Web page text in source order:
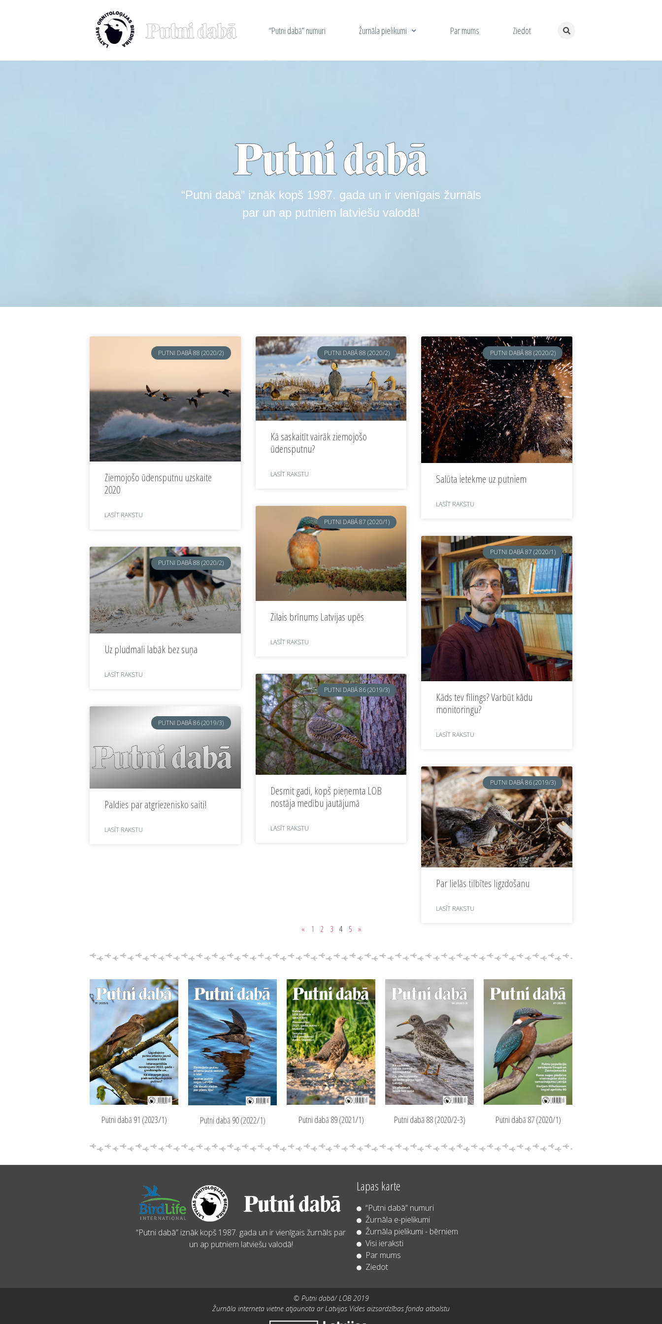
“Putni dabā” numuri Žurnāla pielikumi Par mums Ziedot
“Putni dabā” iznāk kopš 1987. gada un ir vienīgais žurnāls
par un ap putniem latviešu valodā!
PUTNI DABĀ 88 (2020/2)
Ziemojošo ūdensputnu uzskaite
2020
LASĪT RAKSTU
PUTNI DABĀ 88 (2020/2)
Kā saskaitīt vairāk ziemojošo
ūdensputnu?
LASĪT RAKSTU
PUTNI DABĀ 88 (2020/2)
Salūta ietekme uz putniem
LASĪT RAKSTU
PUTNI DABĀ 88 (2020/2)
Uz pludmali labāk bez suņa
LASĪT RAKSTU
PUTNI DABĀ 87 (2020/1)
Zilais brīnums Latvijas upēs
LASĪT RAKSTU
PUTNI DABĀ 87 (2020/1)
Kāds tev fīlings? Varbūt kādu
monitoringu?
LASĪT RAKSTU
PUTNI DABĀ 86 (2019/3)
Paldies par atgriezenisko saiti!
LASĪT RAKSTU
PUTNI DABĀ 86 (2019/3)
Desmit gadi, kopš pieņemta LOB
nostāja medību jautājumā
LASĪT RAKSTU
PUTNI DABĀ 86 (2019/3)
Par lielās tilbītes ligzdošanu
LASĪT RAKSTU
« 1 2 3 4 5 »
Putni dabā 91 (2023/1) Putni dabā 90 (2022/1) Putni dabā 89 (2021/1) Putni dabā 88 (2020/2-3) Putni dabā 87 (2020/1)
“Putni dabā” iznāk kopš 1987. gada un ir vienīgais žurnāls par
un ap putniem latviešu valodā!
Lapas karte
“Putni dabā” numuri
Žurnāla e-pielikumi
Žurnāla pielikumi - bērniem
Visi ieraksti
Par mums
Ziedot
© Putni dabā/ LOB 2019
Žurnāla interneta vietne atjaunota ar Latvijas Vides aizsardzības fonda atbalstu